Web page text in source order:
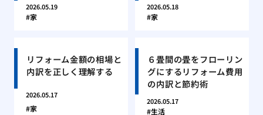
2026.05.19
家
2026.05.18
家
リフォーム金額の相場と
内訳を正しく理解する
2026.05.17
家
６畳間の畳をフローリン
グにするリフォーム費用
の内訳と節約術
2026.05.17
生活